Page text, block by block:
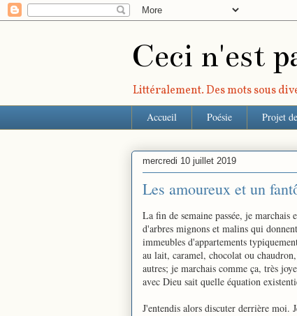
Ceci n'est
Littéralement. Des mots sous
Accueil Poésie Projet
mercredi 10 juillet 2019
Les amoureux et un
La fin de semaine passée, je
d'arbres mignons et malins qui
immeubles d'appartements
au lait, caramel, chocolat ou
autres; je marchais comme ça, très
avec Dieu sait quelle équation
J'entendis alors discuter derrière moi.